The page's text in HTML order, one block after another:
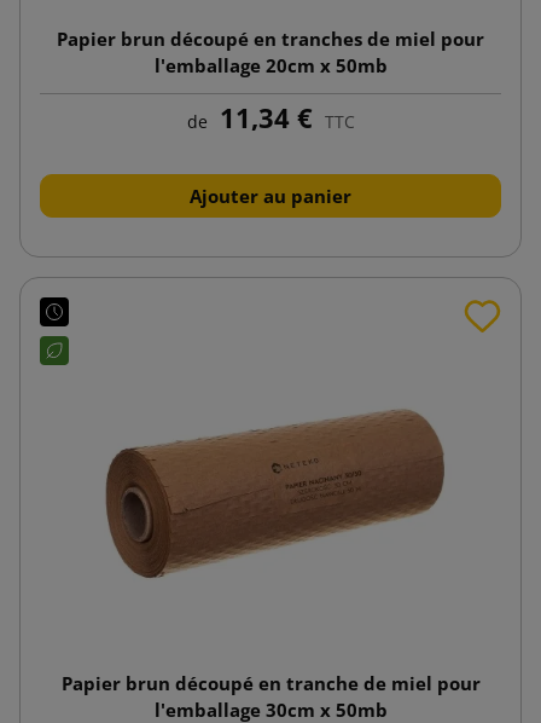
Papier brun découpé en tranches de miel pour
l'emballage 20cm x 50mb
de 11,34 € TTC
Ajouter au panier
Papier brun découpé en tranche de miel pour
l'emballage 30cm x 50mb